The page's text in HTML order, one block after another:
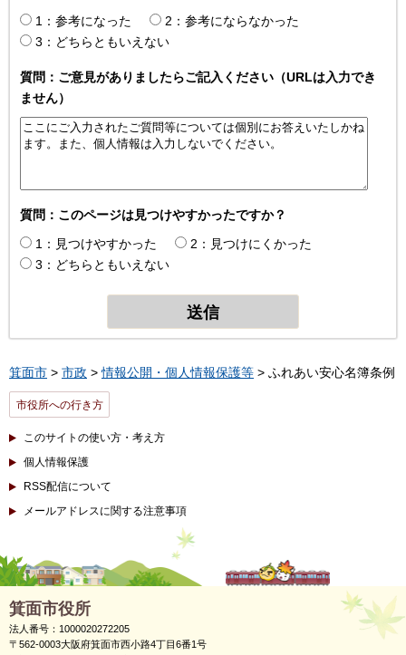
1：参考になった
2：参考にならなかった
3：どちらともいえない
質問：ご意見がありましたらご記入ください（URLは入力でき
ません）
質問：このページは見つけやすかったですか？
1：見つけやすかった
2：見つけにくかった
3：どちらともいえない
箕面市 > 市政 >情報公開・個人情報保護等 > ふれあい安心名簿条例
市役所への行き方
このサイトの使い方・考え方
個人情報保護
RSS配信について
メールアドレスに関する注意事項
箕面市役所
法人番号：1000020272205
〒562-0003大阪府箕面市西小路4丁目6番1号